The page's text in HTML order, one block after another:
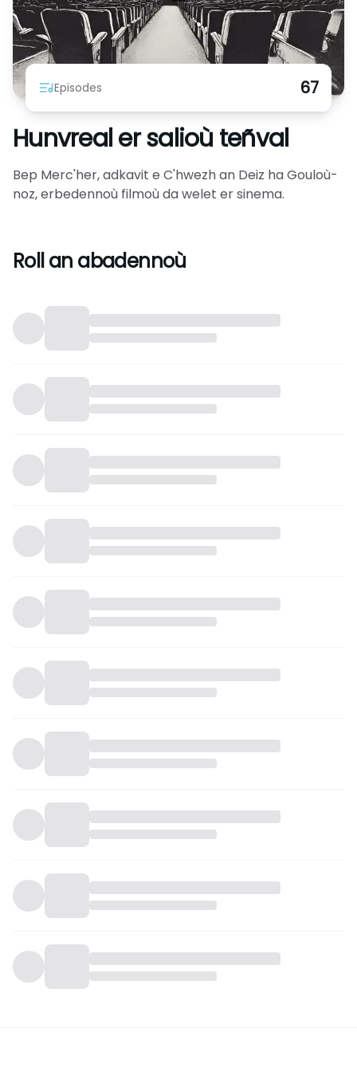
Episodes 67
Hunvreal er salioù teñval
Bep Merc'her, adkavit e C'hwezh an Deiz ha Gouloù-
noz, erbedennoù filmoù da welet er sinema.
Roll an abadennoù